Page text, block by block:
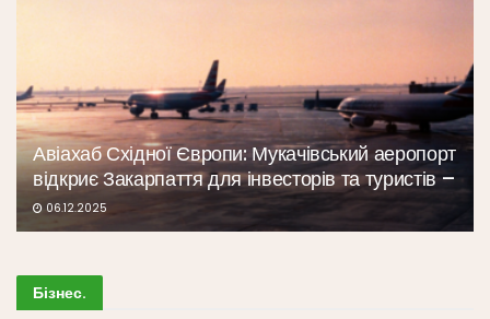
Авіахаб Східної Європи: Мукачівський аеропорт
відкриє Закарпаття для інвесторів та туристів –
06.12.2025
Бізнес.